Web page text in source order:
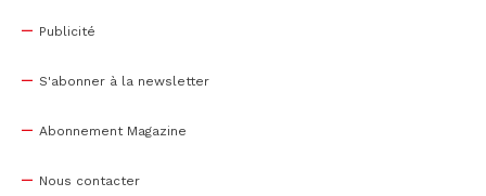
Publicité
S'abonner à la newsletter
Abonnement Magazine
Nous contacter